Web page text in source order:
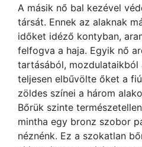
A másik nő bal kezével
társát. Ennek az alaknak
időket idéző kontyban,
felfogva a haja. Egyik nő
tartásából, mozdulataikból
teljesen elbűvölte őket a
zöldes színei a három
Bőrük szinte
mintha egy bronz szobor
néznénk. Ez a szokatlan